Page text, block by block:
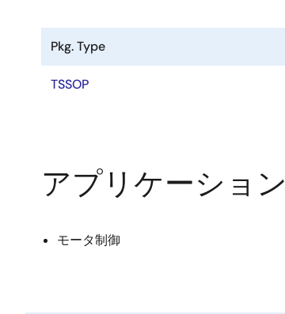
Pkg. Type
TSSOP
アプリケーション
モータ制御